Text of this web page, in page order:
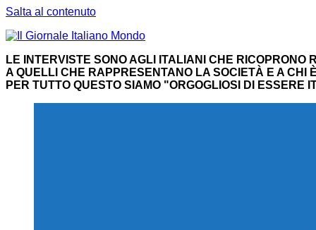
Salta al contenuto
LE INTERVISTE SONO AGLI ITALIANI CHE RICOPRONO
A QUELLI CHE RAPPRESENTANO LA SOCIETÀ E A CHI
PER TUTTO QUESTO SIAMO "ORGOGLIOSI DI ESSERE